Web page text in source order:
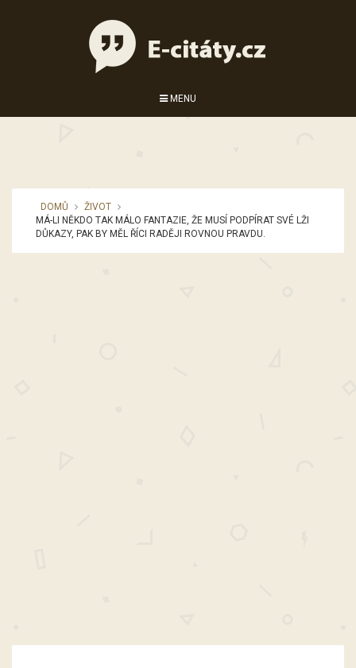
MENU
DOMŮ
ŽIVOT
MÁ-LI NĚKDO TAK MÁLO FANTAZIE, ŽE MUSÍ PODPÍRAT SVÉ LŽI
DŮKAZY, PAK BY MĚL ŘÍCI RADĚJI ROVNOU PRAVDU.